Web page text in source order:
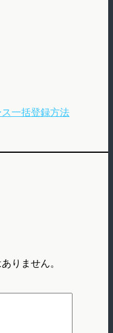
一括登録方法
りません。